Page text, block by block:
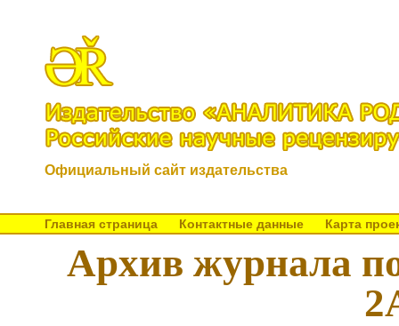
Официальный сайт издательства
Главная страница Контактные данные Карта
Архив журнала